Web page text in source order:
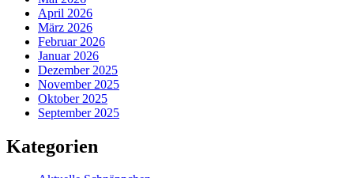
April 2026
März 2026
Februar 2026
Januar 2026
Dezember 2025
November 2025
Oktober 2025
September 2025
Kategorien